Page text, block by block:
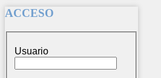
ACCESO
Usuario